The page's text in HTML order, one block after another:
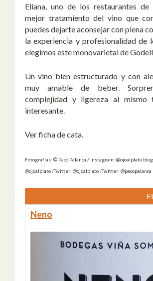
Eliana, uno de los restaurantes de
mejor tratamiento del vino que
puedes dejarte aconsejar con plena
la experiencia y profesionalidad de
elegimos este monovarietal de
Un vino bien estructurado y con
muy amable de beber.
complejidad y ligereza al mismo
interesante.
Ver ficha de cata.
Fotografías: © Paco Palanca / Instagram:
@ojoalplato /Twitter: @ojoalplato /Twitter: @pacopalanca
Neno